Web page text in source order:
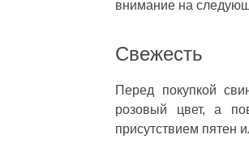
внимание на
Свежесть
Перед покупкой
розовый цвет, а
присутствием пятен